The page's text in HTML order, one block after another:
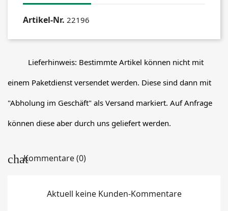
Artikel-Nr. 22196
Lieferhinweis: Bestimmte Artikel können nicht mit
einem Paketdienst versendet werden. Diese sind dann mit
"Abholung im Geschäft" als Versand markiert. Auf Anfrage
können diese aber durch uns geliefert werden.
Kommentare (0)
Aktuell keine Kunden-Kommentare